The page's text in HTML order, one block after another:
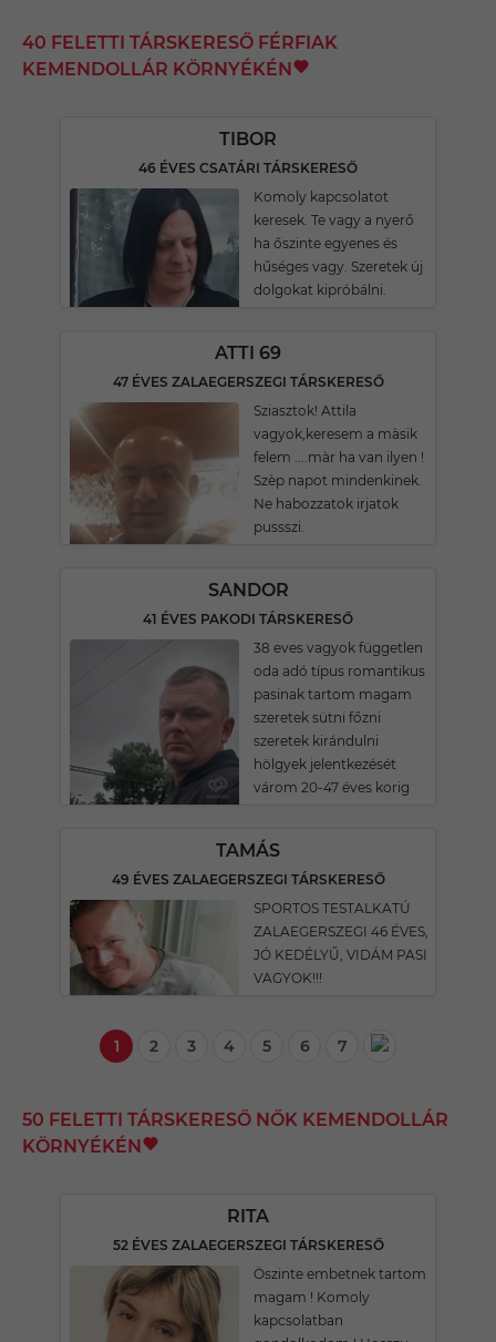
40 FELETTI TÁRSKERESŐ FÉRFIAK
KEMENDOLLÁR KÖRNYÉKÉN
TIBOR
46 ÉVES CSATÁRI TÁRSKERESŐ
Komoly kapcsolatot
keresek. Te vagy a nyerő
ha őszinte egyenes és
hűséges vagy. Szeretek új
dolgokat kipróbálni.
ATTI 69
47 ÉVES ZALAEGERSZEGI TÁRSKERESŐ
Sziasztok! Attila
vagyok,keresem a màsik
felem ....màr ha van ilyen !
Szèp napot mindenkinek.
Ne habozzatok irjatok
pussszi.
SANDOR
41 ÉVES PAKODI TÁRSKERESŐ
38 eves vagyok független
oda adó típus romantikus
pasinak tartom magam
szeretek sütni főzni
szeretek kirándulni
hölgyek jelentkezését
várom 20-47 éves korig
TAMÁS
49 ÉVES ZALAEGERSZEGI TÁRSKERESŐ
SPORTOS TESTALKATÚ
ZALAEGERSZEGI 46 ÉVES,
JÓ KEDÉLYŰ, VIDÁM PASI
VAGYOK!!!
1 2 3 4 5 6 7
50 FELETTI TÁRSKERESŐ NŐK KEMENDOLLÁR
KÖRNYÉKÉN
RITA
52 ÉVES ZALAEGERSZEGI TÁRSKERESŐ
Öszinte embetnek tartom
magam ! Komoly
kapcsolatban